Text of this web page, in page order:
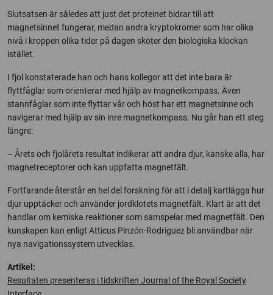
Slutsatsen är således att just det proteinet bidrar till att
magnetsinnet fungerar, medan andra kryptokromer som har olika
nivå i kroppen olika tider på dagen sköter den biologiska klockan
istället.
I fjol konstaterade han och hans kollegor att det inte bara är
flyttfåglar som orienterar med hjälp av magnetkompass. Även
stannfåglar som inte flyttar vår och höst har ett magnetsinne och
navigerar med hjälp av sin inre magnetkompass. Nu går han ett steg
längre:
– Årets och fjolårets resultat indikerar att andra djur, kanske alla, har
magnetreceptorer och kan uppfatta magnetfält.
Fortfarande återstår en hel del forskning för att i detalj kartlägga hur
djur upptäcker och använder jordklotets magnetfält. Klart är att det
handlar om kemiska reaktioner som samspelar med magnetfält. Den
kunskapen kan enligt Atticus Pinzón-Rodríguez bli användbar när
nya navigationssystem utvecklas.
Artikel:
Resultaten presenteras i tidskriften Journal of the Royal Society